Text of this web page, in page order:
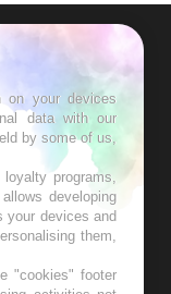
on your devices
data with our
by some of us,
programs,
developing
your devices and
them,
"cookies" footer